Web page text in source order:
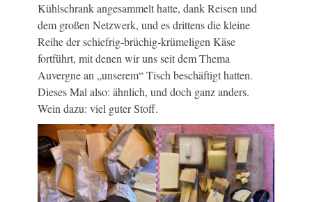
Kühlschrank angesammelt hatte, dank Reisen und
dem großen Netzwerk, und es drittens die kleine
Reihe der schiefrig-brüchig-krümeligen Käse
fortführt, mit denen wir uns seit dem Thema
Auvergne an „unserem“ Tisch beschäftigt hatten.
Dieses Mal also: ähnlich, und doch ganz anders.
Wein dazu: viel guter Stoff.